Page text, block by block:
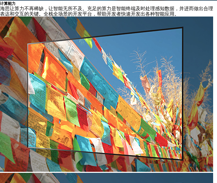
计算能力
海思让算力不再稀缺，让智能无所不及。充足的算力是智能终端及时处理感知数据，并进而做出合理
表达和交互的关键。全栈全场景的开发平台，帮助开发者快速开发出各种智能应用。